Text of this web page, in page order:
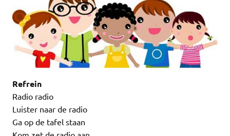
Refrein
Radio radio
Luister naar de radio
Ga op de tafel staan